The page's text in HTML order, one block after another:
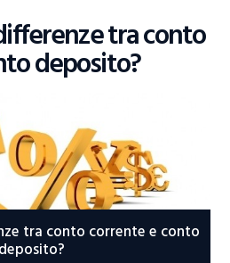
tra conto
deposito?
tra conto corrente e conto
deposito?